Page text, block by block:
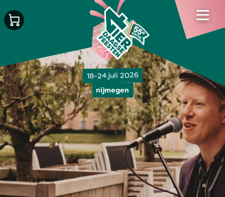
18-24 juli 2026
nijmegen